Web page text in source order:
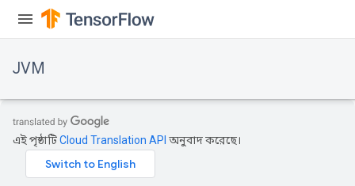
JVM
এই পৃষ্ঠাটিCloud Translation API অনুবাদ করেছে।